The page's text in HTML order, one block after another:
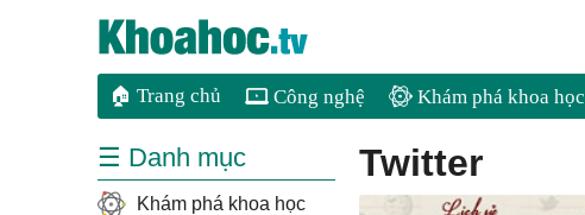
🏠 Trang chủ Công nghệ Khám phá khoa học
Twitter
☰ Danh mục
Khám phá khoa học